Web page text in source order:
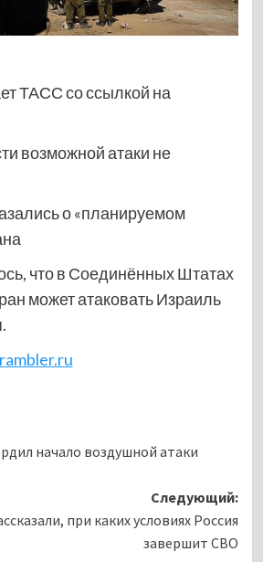
ТАСС со ссылкой на
возможной атаки не
о «планируемом
что в Соединённых Штатах
может атаковать Израиль
начало воздушной атаки
Следующий:
при каких условиях Россия
завершит СВО